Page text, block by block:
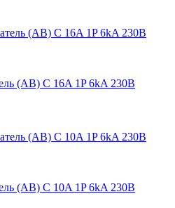
(АВ) C 16A 1P 6kA 230В
(АВ) C 10A 1P 6kA 230В